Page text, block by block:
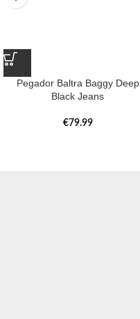
Pegador Baltra Baggy Deep
Black Jeans
€79.99